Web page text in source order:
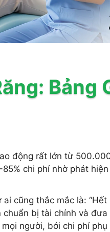
Bảng
động rất lớn từ
chi phí nhờ phát
cũng thắc mắc là: “Hết
bị tài chính và
người, bởi chi phí